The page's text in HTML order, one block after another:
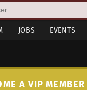
JOBS EVENTS
A VIP